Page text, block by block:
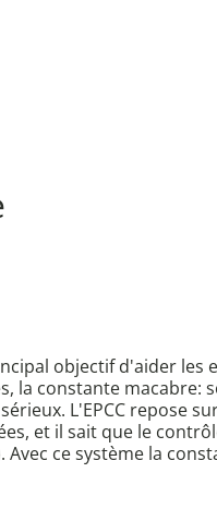
objectif d'aider
constante macabre:
L'EPCC repose
et il sait que le
ce système la